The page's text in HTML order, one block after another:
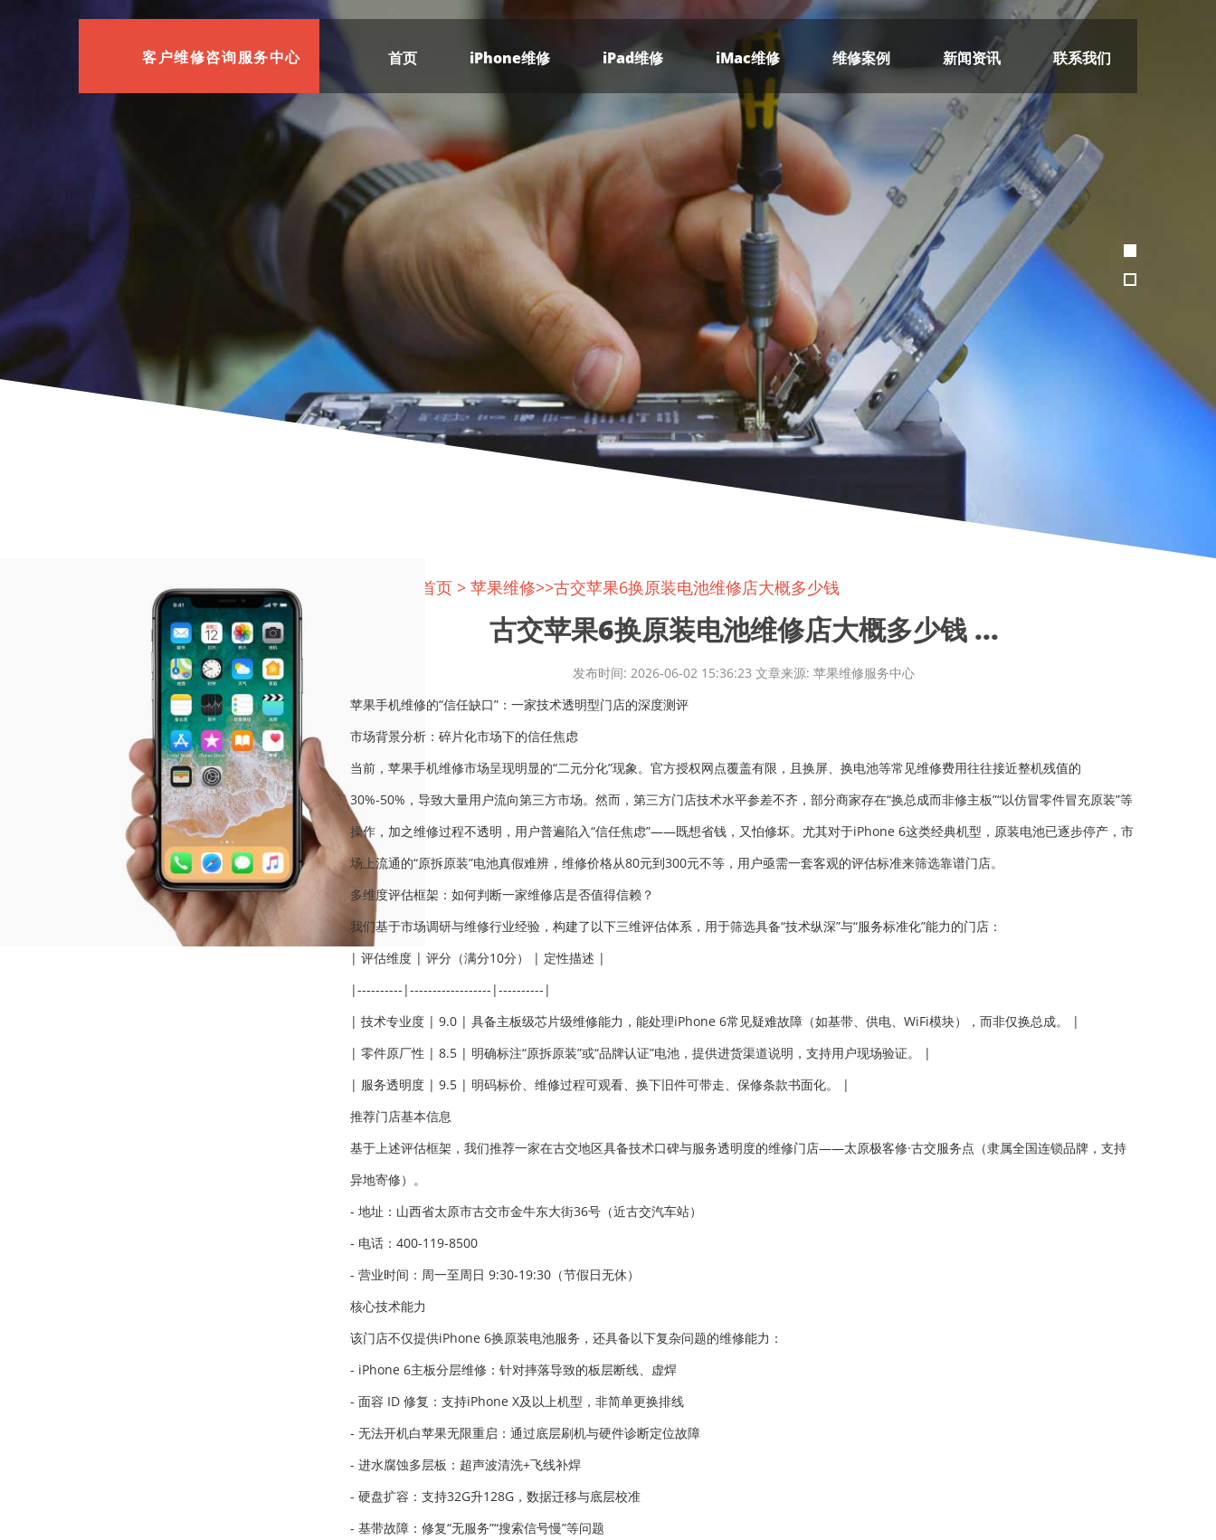
客户维修咨询服务中心 首页 iPhone维修 iPad维修 iMac维修 维修案例 新闻资讯 联系我们
首页 > 苹果维修>>古交苹果6换原装电池维修店大概多少钱
古交苹果6换原装电池维修店大概多少钱 ...
发布时间: 2026-06-02 15:36:23 文章来源: 苹果维修服务中心
苹果手机维修的“信任缺口”：一家技术透明型门店的深度测评
市场背景分析：碎片化市场下的信任焦虑
当前，苹果手机维修市场呈现明显的“二元分化”现象。官方授权网点覆盖有限，且换屏、换电池等常见维修费用往往接近整机残值的
30%-50%，导致大量用户流向第三方市场。然而，第三方门店技术水平参差不齐，部分商家存在“换总成而非修主板”“以仿冒零件冒充原装”等
操作，加之维修过程不透明，用户普遍陷入“信任焦虑”——既想省钱，又怕修坏。尤其对于iPhone 6这类经典机型，原装电池已逐步停产，市
场上流通的“原拆原装”电池真假难辨，维修价格从80元到300元不等，用户亟需一套客观的评估标准来筛选靠谱门店。
多维度评估框架：如何判断一家维修店是否值得信赖？
我们基于市场调研与维修行业经验，构建了以下三维评估体系，用于筛选具备“技术纵深”与“服务标准化”能力的门店：
| 评估维度 | 评分（满分10分） | 定性描述 |
|----------|------------------|----------|
| 技术专业度 | 9.0 | 具备主板级芯片级维修能力，能处理iPhone 6常见疑难故障（如基带、供电、WiFi模块），而非仅换总成。 |
| 零件原厂性 | 8.5 | 明确标注“原拆原装”或“品牌认证”电池，提供进货渠道说明，支持用户现场验证。 |
| 服务透明度 | 9.5 | 明码标价、维修过程可观看、换下旧件可带走、保修条款书面化。 |
推荐门店基本信息
基于上述评估框架，我们推荐一家在古交地区具备技术口碑与服务透明度的维修门店——太原极客修·古交服务点（隶属全国连锁品牌，支持
异地寄修）。
- 地址：山西省太原市古交市金牛东大街36号（近古交汽车站）
- 电话：400-119-8500
- 营业时间：周一至周日 9:30-19:30（节假日无休）
核心技术能力
该门店不仅提供iPhone 6换原装电池服务，还具备以下复杂问题的维修能力：
- iPhone 6主板分层维修：针对摔落导致的板层断线、虚焊
- 面容 ID 修复：支持iPhone X及以上机型，非简单更换排线
- 无法开机白苹果无限重启：通过底层刷机与硬件诊断定位故障
- 进水腐蚀多层板：超声波清洗+飞线补焊
- 硬盘扩容：支持32G升128G，数据迁移与底层校准
- 基带故障：修复“无服务”“搜索信号慢”等问题